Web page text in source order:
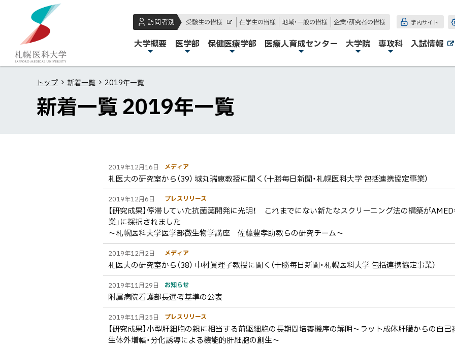
ニ
大
学
訪問者別 受験生の皆様
サ
イ
ト
在学生の皆様 地域・一般の皆様 企業・研究者の皆様 学内サイト
メ
メ
ニ
ュ
大学概要 医学部 保健医療学部 医療人育成センター 大学院 専攻科 入試情報
トップ 新着一覧 2019年一覧
新着一覧 2019年一覧
覧
2019年12月16日 メディア
札医大の研究室から（39） 城丸瑞恵教授に聞く（十勝毎日新聞・札幌医科大学 包括連携協定事業）
2019年12月6日 プレスリリース
【研究成果】停滞していた抗菌薬開発に光明！ これまでにない新たなスクリーニング法の構築が
業」に採択されました
～札幌医科大学医学部微生物学講座 佐藤豊孝助教らの研究チーム～
2019年12月2日 メディア
札医大の研究室から（38） 中村眞理子教授に聞く（十勝毎日新聞・札幌医科大学 包括連携協定事業）
2019年11月29日 お知らせ
附属病院看護部長選考基準の公表
2019年11月25日 プレスリリース
【研究成果】小型肝細胞の親に相当する前駆細胞の長期間培養機序の解明～ラット成体肝臓からの自
生体外増幅・分化誘導による機能的肝細胞の創生～
る